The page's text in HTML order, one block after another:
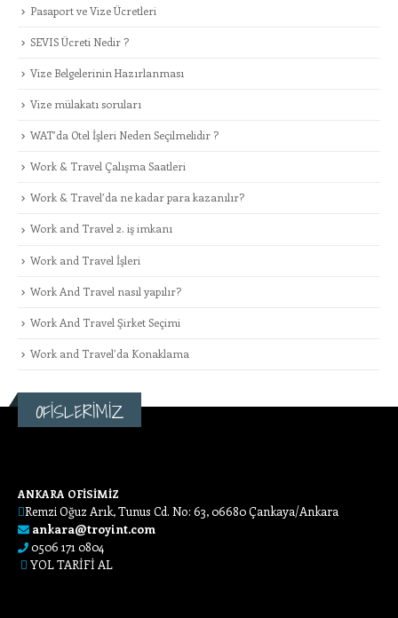
Pasaport ve Vize Ücretleri
SEVIS Ücreti Nedir ?
Vize Belgelerinin Hazırlanması
Vize mülakatı soruları
WAT’da Otel İşleri Neden Seçilmelidir ?
Work & Travel Çalışma Saatleri
Work & Travel’da ne kadar para kazanılır?
Work and Travel 2. iş imkanı
Work and Travel İşleri
Work And Travel nasıl yapılır?
Work And Travel Şirket Seçimi
Work and Travel’da Konaklama
OFİSLERİMİZ
ANKARA OFİSİMİZ
Remzi Oğuz Arık, Tunus Cd. No: 63, 06680 Çankaya/Ankara
ankara@troyint.com
0506 171 0804
YOL TARİFİ AL